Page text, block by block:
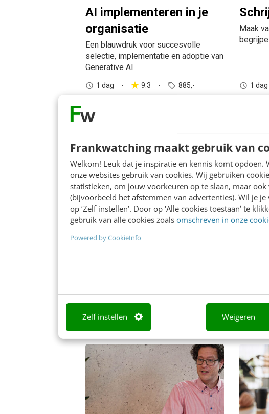
Frankwatching maakt gebruik van
Welkom! Leuk dat je inspiratie en kennis komt opdoen.
onze websites gebruik van cookies. Wij gebruiken
statistieken, om jouw voorkeuren op te slaan, maar
(bijvoorbeeld het afstemmen van advertenties). Wil je
op ‘Zelf instellen’. Door op ‘Alle cookies toestaan’ te
gebruik van alle cookies zoals omschreven in onze
Powered by CookieInfo
Zelf instellen Weigeren
AI implementeren in je
organisatie
Een blauwdruk voor succesvolle
selectie, implementatie en adoptie van
Generative AI
1 dag 9.3 885,-
Maak
1 dag
OPLEIDING
Analytics, Google Tag Manager en
Google Looker Studio